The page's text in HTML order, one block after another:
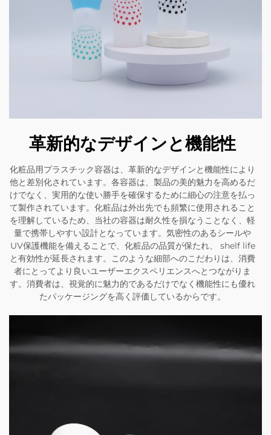
革新的なデザインと機能性
化粧品用プラスチック容器は、革新的なデザインと機能性により
他と差別化されています。各容器は、製品の美的魅力を高めるだ
けでなく、実用的な使い勝手を確保するために細心の注意を払っ
て製作されています。化粧品は外出先でも頻繁に使用されること
を理解しているため、当社の容器は耐久性を損なうことなく、軽
量で携帯しやすい設計となっています。気密性のあるシールや
UV保護機能を備えることで、化粧品の品質が保たれ、 shelf life
と有効性が延長されます。このような細部へのこだわりは、消費
者にとってより良いユーザーエクスペリエンスへとつながりま
す。消費者は、視覚的に魅力的であるだけでなく機能性にも優れ
たパッケージングを高く評価しているからです。